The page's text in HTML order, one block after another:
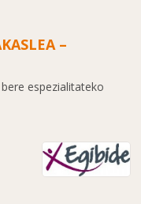
–
espezialitateko